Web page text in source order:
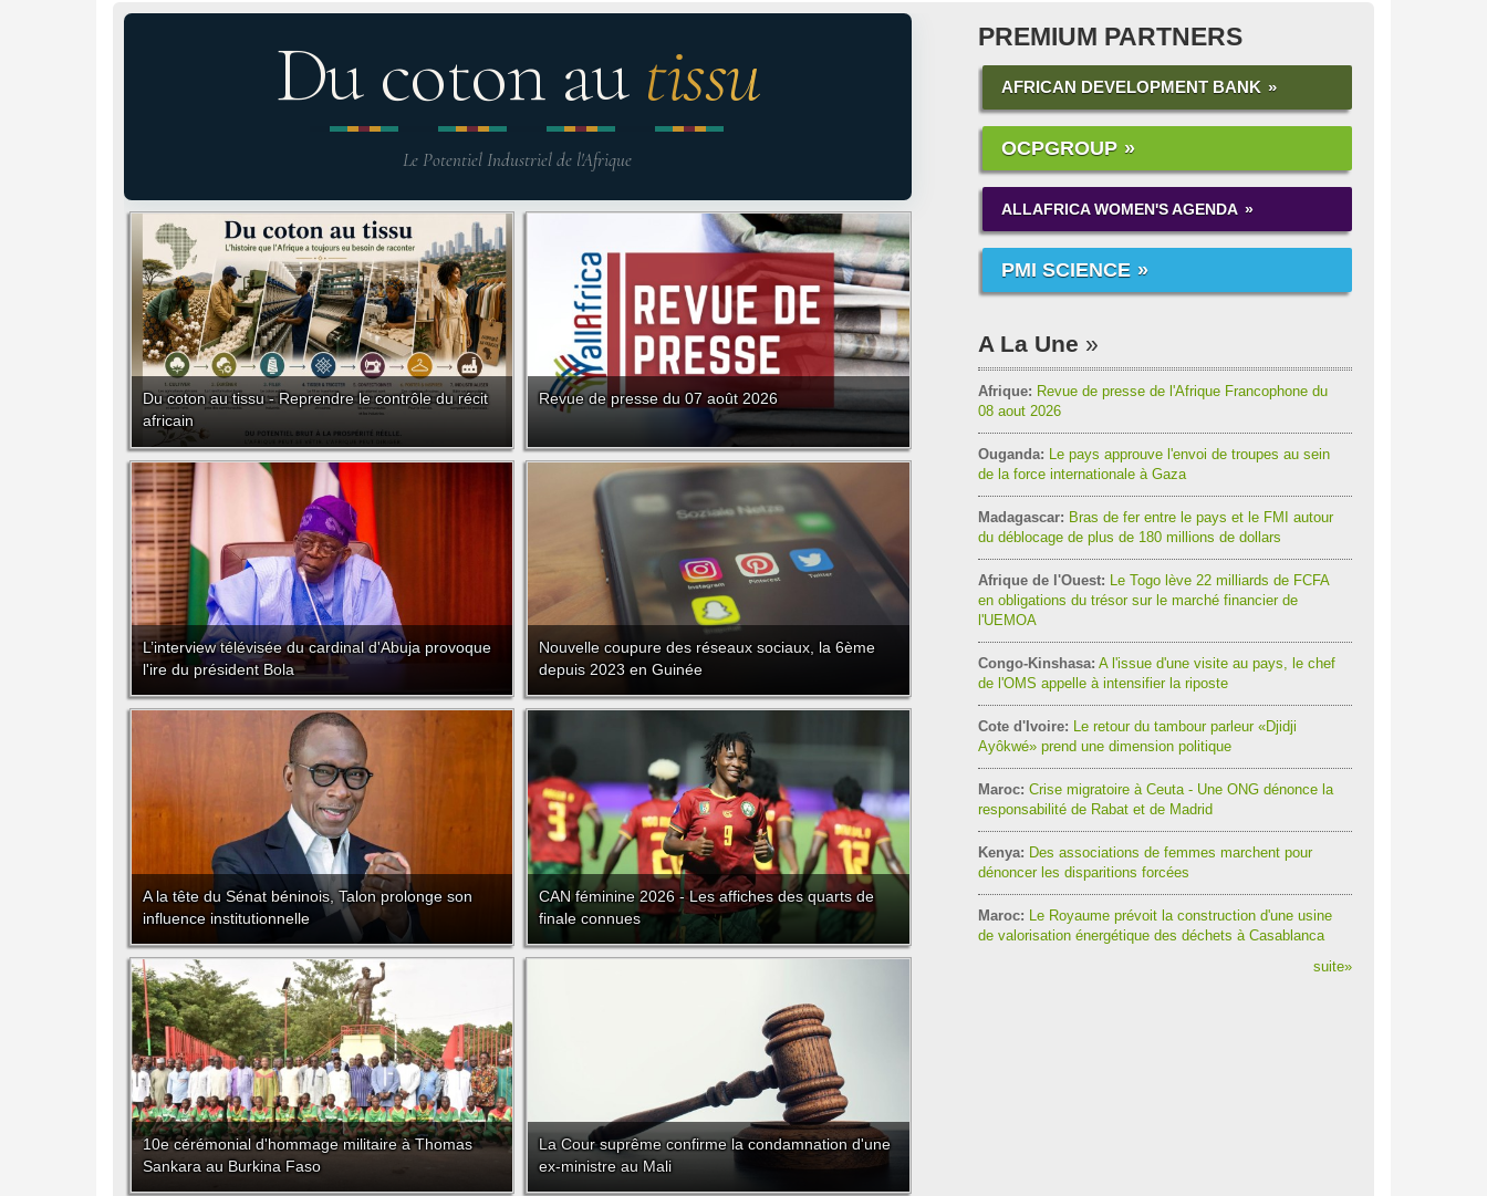
Du coton au tissu
Le Potentiel Industriel de l'Afrique
Du coton au tissu - Reprendre le contrôle du récit
africain
Revue de presse du 07 août 2026
L’interview télévisée du cardinal d'Abuja provoque
l'ire du président Bola
Nouvelle coupure des réseaux sociaux, la 6ème
depuis 2023 en Guinée
A la tête du Sénat béninois, Talon prolonge son
influence institutionnelle
CAN féminine 2026 - Les affiches des quarts de
finale connues
10e cérémonial d'hommage militaire à Thomas
Sankara au Burkina Faso
La Cour suprême confirme la condamnation d'une
ex-ministre au Mali
PREMIUM PARTNERS
AFRICAN DEVELOPMENT BANK
OCPGROUP
ALLAFRICA WOMEN'S AGENDA
PMI SCIENCE
A La Une
Afrique: Revue de presse de l'Afrique Francophone du
08 aout 2026
Ouganda: Le pays approuve l'envoi de troupes au sein
de la force internationale à Gaza
Madagascar: Bras de fer entre le pays et le FMI autour
du déblocage de plus de 180 millions de dollars
Afrique de l'Ouest: Le Togo lève 22 milliards de FCFA
en obligations du trésor sur le marché financier de
l'UEMOA
Congo-Kinshasa: A l'issue d'une visite au pays, le chef
de l'OMS appelle à intensifier la riposte
Cote d'Ivoire: Le retour du tambour parleur «Djidji
Ayôkwé» prend une dimension politique
Maroc: Crise migratoire à Ceuta - Une ONG dénonce la
responsabilité de Rabat et de Madrid
Kenya: Des associations de femmes marchent pour
dénoncer les disparitions forcées
Maroc: Le Royaume prévoit la construction d'une usine
de valorisation énergétique des déchets à Casablanca
suite»